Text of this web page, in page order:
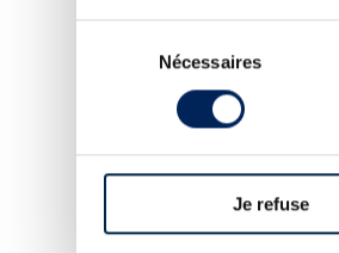
consentement
Nécessaires
Je refuse
en 2004 pour les duty free
cinq ans en fût puis affiné
cask - un Laphroaig 10 ans
fût du Laphroaig 10 ans
LA DISTILLERIE LAPHROAIG